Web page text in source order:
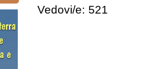
Vedovi/e: 521